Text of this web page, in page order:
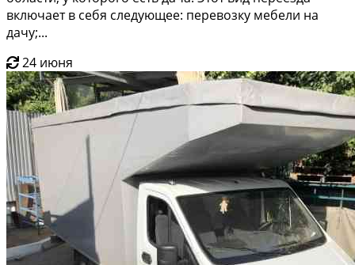
включает в себя следующее: перевозку мебели на
дачу;...
24 июня